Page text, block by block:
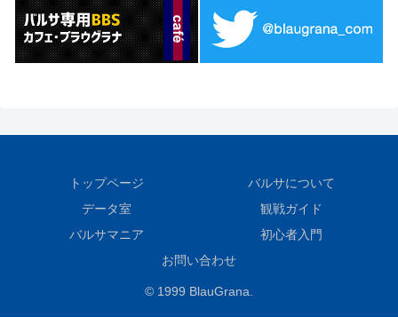
トップページ
バルサについて
データ室
観戦ガイド
バルサマニア
初心者入門
お問い合わせ
© 1999 BlauGrana.